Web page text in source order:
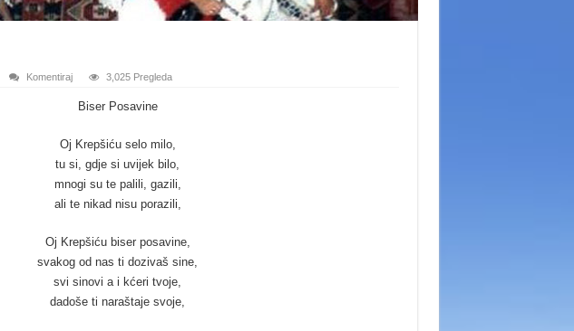
Komentiraj 3,025 Pregleda
Biser Posavine
Oj Krepšiću selo milo,
tu si, gdje si uvijek bilo,
mnogi su te palili, gazili,
ali te nikad nisu porazili,
Oj Krepšiću biser posavine,
svakog od nas ti dozivaš sine,
svi sinovi a i kćeri tvoje,
dadoše ti naraštaje svoje,